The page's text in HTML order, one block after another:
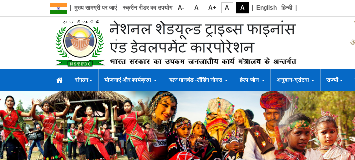
मुख्य सामग्री पर जाएं स्क्रीन रीडर का उपयोग A- A A+ A A English हिन्दी|
संगठन योजनाएं और कार्यक्रम ऋण मानदंड -लेंडिंग नोमस हेल्प जोन अनुदान-ग्रांटस राज्यों